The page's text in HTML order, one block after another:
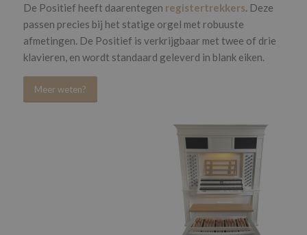
De Positief heeft daarentegen registertrekkers. Deze
passen precies bij het statige orgel met robuuste
afmetingen. De Positief is verkrijgbaar met twee of drie
klavieren, en wordt standaard geleverd in blank eiken.
Meer weten?